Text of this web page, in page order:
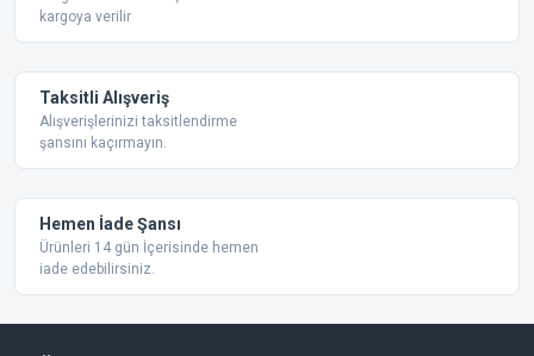
kargoya verilir
Taksitli Alışveriş
Alışverişlerinizi taksitlendirme
şansını kaçırmayın.
Hemen İade Şansı
Ürünleri 14 gün İçerisinde hemen
iade edebilirsiniz.